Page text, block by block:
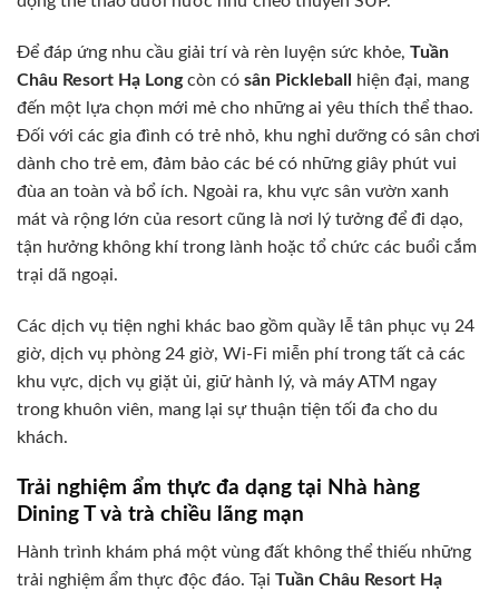
Để đáp ứng nhu cầu giải trí và rèn luyện sức khỏe, Tuần
Châu Resort Hạ Longcòn có sân Pickleball
hiện đại, mang
đến một lựa chọn mới mẻ cho những ai yêu thích thể thao.
Đối với các gia đình có trẻ nhỏ, khu nghỉ dưỡng có sân chơi
dành cho trẻ em, đảm bảo các bé có những giây phút vui
đùa an toàn và bổ ích. Ngoài ra, khu vực sân vườn xanh
mát và rộng lớn của resort cũng là nơi lý tưởng để đi dạo,
tận hưởng không khí trong lành hoặc tổ chức các buổi cắm
trại dã ngoại.
Các dịch vụ tiện nghi khác bao gồm quầy lễ tân phục vụ 24
giờ, dịch vụ phòng 24 giờ, Wi-Fi miễn phí trong tất cả các
khu vực, dịch vụ giặt ủi, giữ hành lý, và máy ATM ngay
trong khuôn viên, mang lại sự thuận tiện tối đa cho du
khách.
Trải nghiệm ẩm thực đa dạng tại Nhà hàng
Dining T và trà chiều lãng mạn
Hành trình khám phá một vùng đất không thể thiếu những
trải nghiệm ẩm thực độc đáo. Tại Tuần Châu Resort Hạ